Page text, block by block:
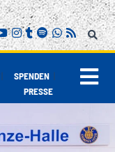
| SPENDEN |
PRESSE